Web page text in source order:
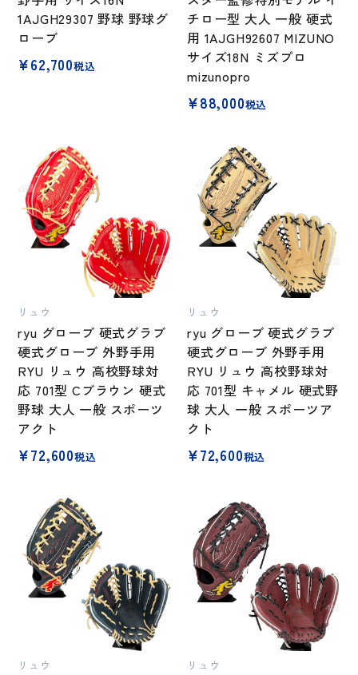
1AJGH29307 野球 野球グ
ローブ
¥62,700税込
チロー型 大人 一般 硬式
用 1AJGH92607 MIZUNO
サイズ18N ミズプロ
mizunopro
¥88,000税込
リュウ
ryu グローブ 硬式グラブ
硬式グローブ 外野手用
RYU リュウ 高校野球対
応 701型 Cブラウン 硬式
野球 大人 一般 スポーツ
アクト
¥72,600税込
リュウ
ryu グローブ 硬式グラブ
硬式グローブ 外野手用
RYU リュウ 高校野球対
応 701型 キャメル 硬式野
球 大人 一般 スポーツア
クト
¥72,600税込
リュウ リュウ